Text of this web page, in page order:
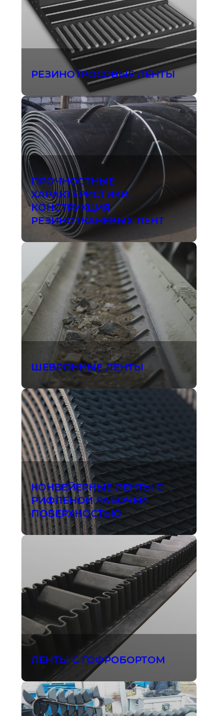
РЕЗИНОТРОСОВЫЕ ЛЕНТЫ
ПРОЧНОСТНЫЕ
ХАРАКТЕРИСТИКИ,
КОНСТРУКЦИЯ
РЕЗИНОТКАНЕВЫХ ЛЕНТ
ШЕВРОННЫЕ ЛЕНТЫ
КОНВЕЙЕРНЫЕ ЛЕНТЫ С
РИФЛЕНОЙ РАБОЧЕЙ
ПОВЕРХНОСТЬЮ
ЛЕНТЫ С ГОФРОБОРТОМ